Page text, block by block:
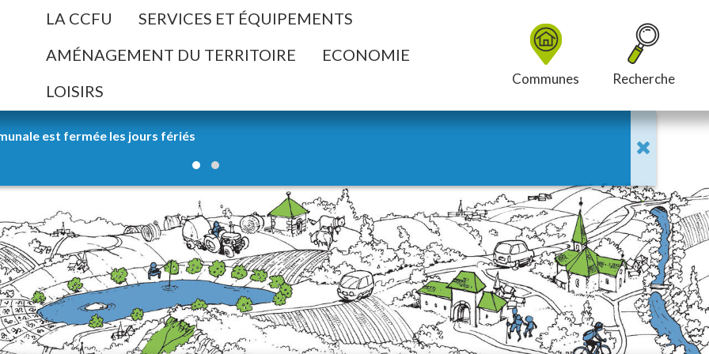
LA CCFU
SERVICES ET ÉQUIPEMENTS
AMÉNAGEMENT DU TERRITOIRE
ECONOMIE
LOISIRS
Communes Recherche
de la Déchetterie intercommunale.